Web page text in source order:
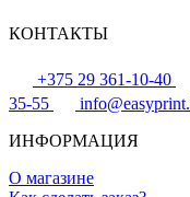
КОНТАКТЫ
+375 29 361-10-40
35-55
ИНФОРМАЦИЯ
О магазине